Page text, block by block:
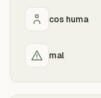
cos huma
mal